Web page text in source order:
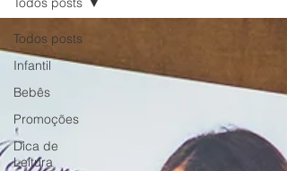
Todos posts
Infantil
Bebês
Promoções
Dica de
Leitura